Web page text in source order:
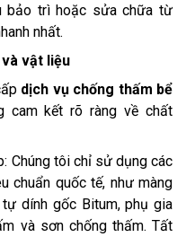
bảo trì hoặc sửa chữa từ
nhất.
vật liệu
dịch vụ chống thấm bể
cam kết rõ ràng về chất
Chúng tôi chỉ sử dụng các
chuẩn quốc tế, như màng
dính gốc Bitum, phụ gia
và sơn chống thấm. Tất